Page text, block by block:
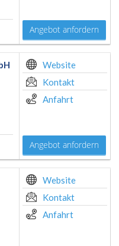
Angebot anfordern
Website
Kontakt
Anfahrt
Angebot anfordern
Website
Kontakt
Anfahrt